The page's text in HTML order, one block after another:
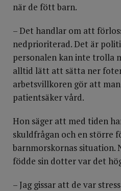
när de fött barn.
– Det handlar om att
nedprioriterad. Det är
personalen kan inte trolla
alltid lätt att sätta ner
arbetsvillkoren gör att
patientsäker vård.
Hon säger att med tiden
skuldfrågan och en större
barnmorskornas situation.
födde sin dotter var det
– Jag gissar att de var